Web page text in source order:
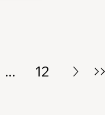
... 12